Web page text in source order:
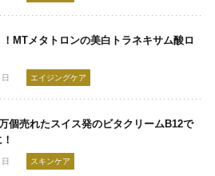
MTメタトロンの美白トラネキサム酸ロ
エイジングケア
個売れたスイス発のビタクリームB12で
スキンケア